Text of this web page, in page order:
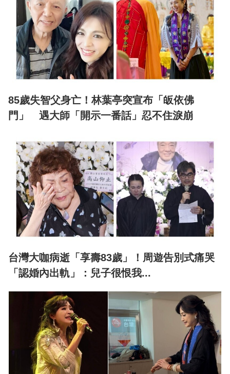
85歲失智父身亡！林葉亭突宣布「皈依佛
門」 遇大師「開示一番話」忍不住淚崩
台灣大咖病逝「享壽83歲」！周遊告別式痛哭
「認婚內出軌」：兒子很恨我...